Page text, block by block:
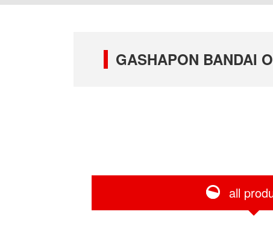
GASHAPON BANDAI
all